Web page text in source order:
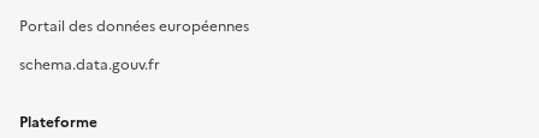
Portail des données européennes
schema.data.gouv.fr
Plateforme